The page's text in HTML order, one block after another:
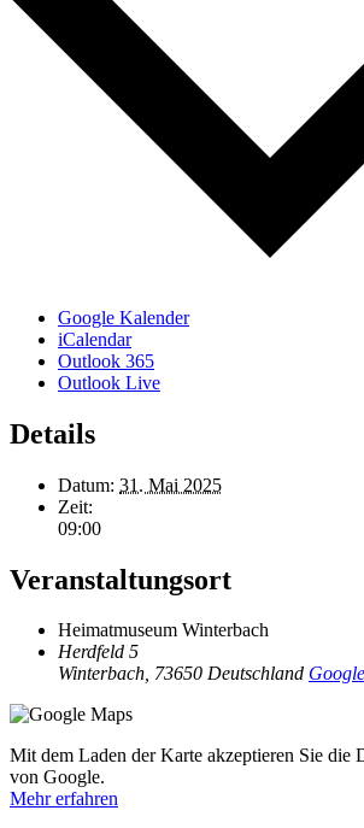
Google Kalender
iCalendar
Outlook 365
Outlook Live
Details
Datum: 31. Mai 2025
Zeit:
09:00
Veranstaltungsort
Heimatmuseum Winterbach
Herdfeld 5
Winterbach, 73650 Deutschland
Mit dem Laden der Karte akzeptieren Sie die
von Google.
Mehr erfahren